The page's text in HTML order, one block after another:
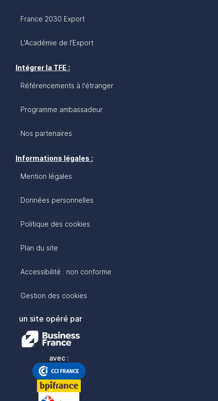
France 2030 Export
L'Académie de l'Export
Intégrer la TFE :
Référencements à l'étranger
Programme ambassadeur
Nos partenaires
Informations légales :
Mention légales
Données personnelles
Politique des cookies
Plan du site
Accessibilité : non conforme
Gestion des cookies
un site opéré par
avec :